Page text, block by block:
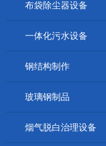
布袋除尘器设备
一体化污水设备
钢结构制作
玻璃钢制品
烟气脱白治理设备